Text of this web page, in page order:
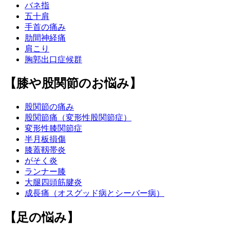
バネ指
五十肩
手首の痛み
肋間神経痛
肩こり
胸郭出口症候群
【膝や股関節のお悩み】
股関節の痛み
股関節痛（変形性股関節症）
変形性膝関節症
半月板損傷
膝蓋靱帯炎
がそく炎
ランナー膝
大腿四頭筋腱炎
成長痛（オスグッド病とシーバー病）
【足の悩み】